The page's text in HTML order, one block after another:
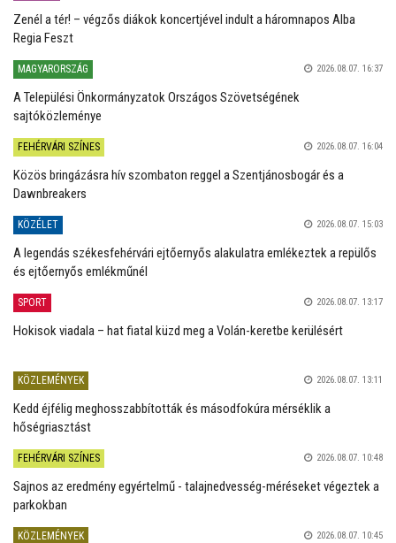
Zenél a tér! – végzős diákok koncertjével indult a háromnapos Alba
Regia Feszt
MAGYARORSZÁG 2026.08.07. 16:37
A Települési Önkormányzatok Országos Szövetségének
sajtóközleménye
FEHÉRVÁRI SZÍNES 2026.08.07. 16:04
Közös bringázásra hív szombaton reggel a Szentjánosbogár és a
Dawnbreakers
KÖZÉLET 2026.08.07. 15:03
A legendás székesfehérvári ejtőernyős alakulatra emlékeztek a repülős
és ejtőernyős emlékműnél
SPORT 2026.08.07. 13:17
Hokisok viadala – hat fiatal küzd meg a Volán-keretbe kerülésért
KÖZLEMÉNYEK 2026.08.07. 13:11
Kedd éjfélig meghosszabbították és másodfokúra mérséklik a
hőségriasztást
FEHÉRVÁRI SZÍNES 2026.08.07. 10:48
Sajnos az eredmény egyértelmű - talajnedvesség-méréseket végeztek a
parkokban
KÖZLEMÉNYEK 2026.08.07. 10:45